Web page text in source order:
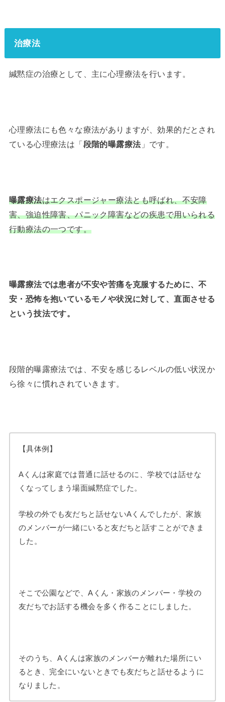
治療法
緘黙症の治療として、主に心理療法を行います。
心理療法にも色々な療法がありますが、効果的だとされ
ている心理療法は「段階的曝露療法」です。
曝露療法はエクスポージャー療法とも呼ばれ、不安障
害、強迫性障害、パニック障害などの疾患で用いられる
行動療法の一つです。
曝露療法では患者が不安や苦痛を克服するために、不
安・恐怖を抱いているモノや状況に対して、直面させる
という技法です。
段階的曝露療法では、不安を感じるレベルの低い状況か
ら徐々に慣れされていきます。
【具体例】
Aくんは家庭では普通に話せるのに、学校では話せな
くなってしまう場面緘黙症でした。
学校の外でも友だちと話せないAくんでしたが、家族
のメンバーが一緒にいると友だちと話すことができま
した。
そこで公園などで、Aくん・家族のメンバー・学校の
友だちでお話する機会を多く作ることにしました。
そのうち、Aくんは家族のメンバーが離れた場所にい
るとき、完全にいないときでも友だちと話せるように
なりました。